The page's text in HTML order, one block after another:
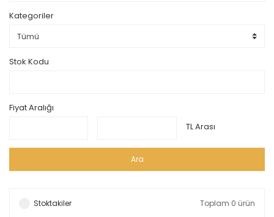
Kategoriler
Stok Kodu
Fiyat Aralığı
TL Arası
Ara
Stoktakiler Toplam 0 ürün